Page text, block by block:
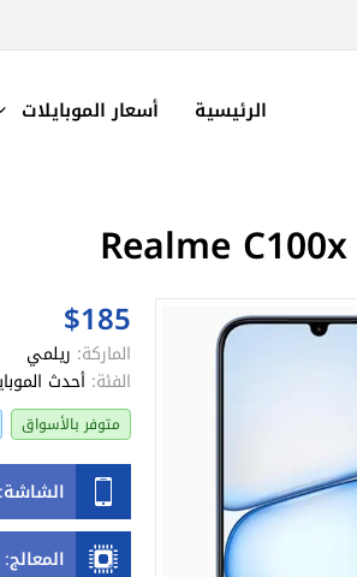
الرئيسية أسعار الموبايلات
$185
الماركة: ريلمي
الفئة: أحدث
متوفر بالأسواق
الشاشة
المعالج